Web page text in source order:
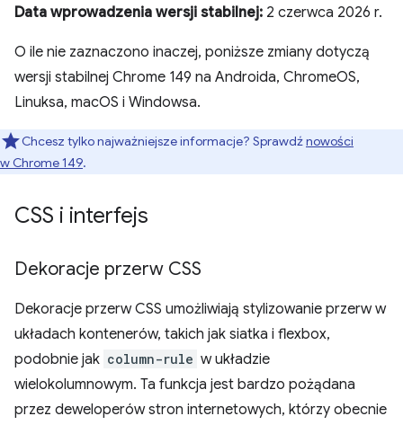
Data wprowadzenia wersji stabilnej: 2 czerwca 2026 r.
O ile nie zaznaczono inaczej, poniższe zmiany dotyczą
wersji stabilnej Chrome 149 na Androida, ChromeOS,
Linuksa, macOS i Windowsa.
Chcesz tylko najważniejsze informacje? Sprawdźnowości
w Chrome 149.
CSS i interfejs
Dekoracje przerw CSS
Dekoracje przerw CSS umożliwiają stylizowanie przerw w
układach kontenerów, takich jak siatka i flexbox,
podobnie jak column-rule w układzie
wielokolumnowym. Ta funkcja jest bardzo pożądana
przez deweloperów stron internetowych, którzy obecnie